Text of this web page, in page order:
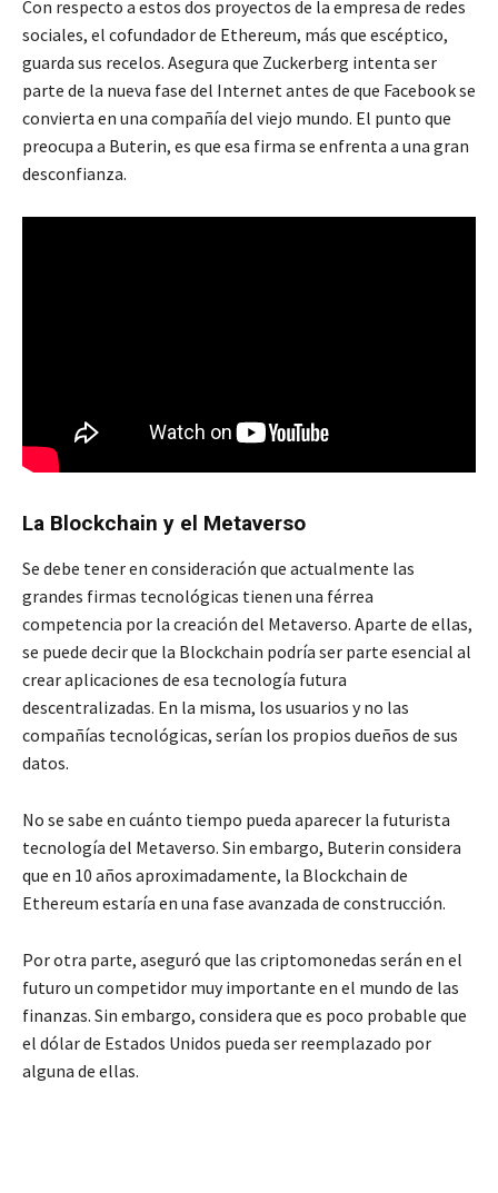
Con respecto a estos dos proyectos de la empresa de redes
sociales, el cofundador de Ethereum, más que escéptico,
guarda sus recelos. Asegura que Zuckerberg intenta ser
parte de la nueva fase del Internet antes de que Facebook se
convierta en una compañía del viejo mundo. El punto que
preocupa a Buterin, es que esa firma se enfrenta a una gran
desconfianza.
La Blockchain y el Metaverso
Se debe tener en consideración que actualmente las
grandes firmas tecnológicas tienen una férrea
competencia por la creación del Metaverso. Aparte de ellas,
se puede decir que la Blockchain podría ser parte esencial al
crear aplicaciones de esa tecnología futura
descentralizadas. En la misma, los usuarios y no las
compañías tecnológicas, serían los propios dueños de sus
datos.
No se sabe en cuánto tiempo pueda aparecer la futurista
tecnología del Metaverso. Sin embargo, Buterin considera
que en 10 años aproximadamente, la Blockchain de
Ethereum estaría en una fase avanzada de construcción.
Por otra parte, aseguró que las criptomonedas serán en el
futuro un competidor muy importante en el mundo de las
finanzas. Sin embargo, considera que es poco probable que
el dólar de Estados Unidos pueda ser reemplazado por
alguna de ellas.